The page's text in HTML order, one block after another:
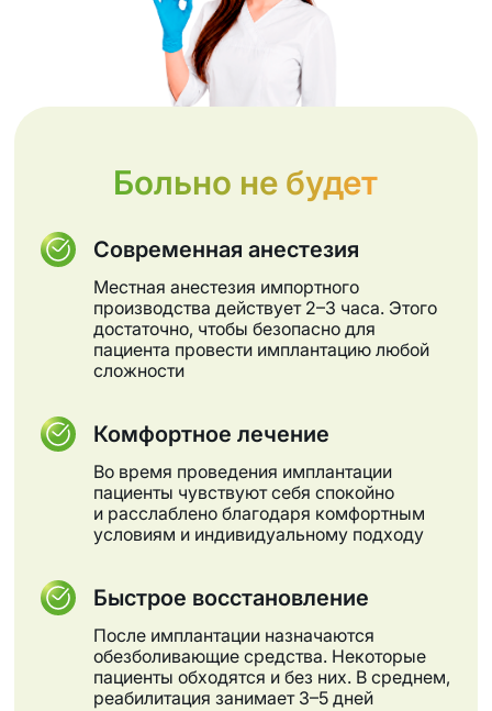
Больно не будет
Современная анестезия
Местная анестезия импортного
производства действует 2–3 часа. Этого
достаточно, чтобы безопасно для
пациента провести имплантацию любой
сложности
Комфортное лечение
Во время проведения имплантации
пациенты чувствуют себя спокойно
и расслаблено благодаря комфортным
условиям и индивидуальному подходу
Быстрое восстановление
После имплантации назначаются
обезболивающие средства. Некоторые
пациенты обходятся и без них. В среднем,
реабилитация занимает 3–5 дней